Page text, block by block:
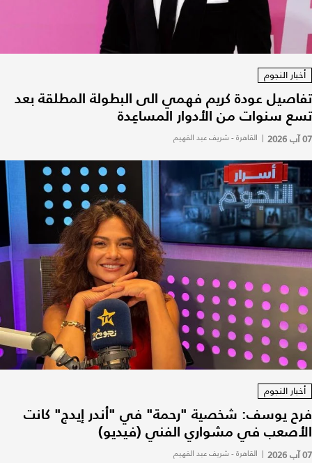
أخبار النجوم
تفاصيل عودة كريم فهمي الى البطولة المطلقة بعد
تسع سنوات من الأدوار المساعِدة
07 آب 2026 | القاهرة - شريف عبد الفهيم
أخبار النجوم
فرح يوسف: شخصية "رحمة" في "أندر إيدج" كانت
الأصعب في مشواري الفني (فيديو)
07 آب 2026 | القاهرة - شريف عبد الفهيم